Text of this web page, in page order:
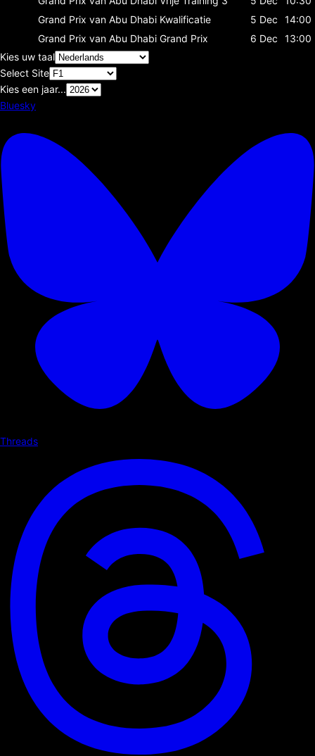
Grand Prix van Abu Dhabi Kwalificatie 5 Dec
14:00
Grand Prix van Abu Dhabi Grand Prix 6 Dec
13:00
Kies uw taal
Select Site
Kies een jaar...
Bluesky
Threads